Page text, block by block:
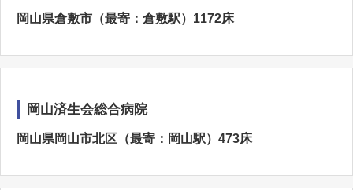
岡山県倉敷市（最寄：倉敷駅）1172床
岡山済生会総合病院
岡山県岡山市北区（最寄：岡山駅）473床